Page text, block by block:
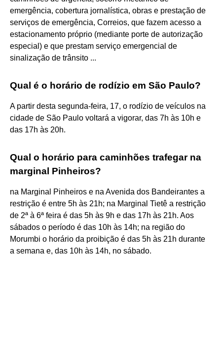
emergência, cobertura jornalística, obras e prestação de
serviços de emergência, Correios, que fazem acesso a
estacionamento próprio (mediante porte de autorização
especial) e que prestam serviço emergencial de
sinalização de trânsito ...
Qual é o horário de rodízio em São Paulo?
A partir desta segunda-feira, 17, o rodízio de veículos na
cidade de São Paulo voltará a vigorar, das 7h às 10h e
das 17h às 20h.
Qual o horário para caminhões trafegar na
marginal Pinheiros?
na Marginal Pinheiros e na Avenida dos Bandeirantes a
restrição é entre 5h às 21h; na Marginal Tietê a restrição
de 2ª à 6ª feira é das 5h às 9h e das 17h às 21h. Aos
sábados o período é das 10h às 14h; na região do
Morumbi o horário da proibição é das 5h às 21h durante
a semana e, das 10h às 14h, no sábado.